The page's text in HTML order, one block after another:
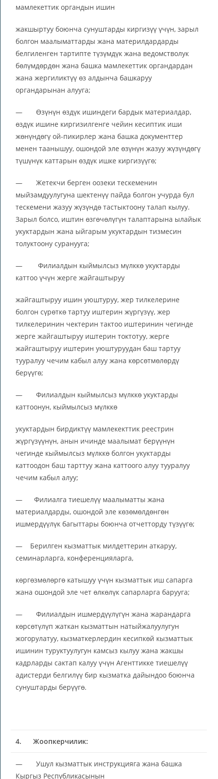
мамлекеттик органдын ишин
жакшыртуу боюнча сунуштарды киргизүү үчүн, зарыл
болгон маалыматтарды жана материлдардарды
белгиленген тартипте түзүмдүк жана ведомстволук
бөлүмдөрдөн жана башка мамлекеттик органдардан
жана жергиликтүү өз алдынча башкаруу
органдарынан алууга;
— Өзүнүн өздүк ишиндеги бардык материалдар,
өздүк ишине киргизилгенге чейин кесиптик иши
жөнүндөгү ой-пикирлер жана башка документтер
менен таанышуу, ошондой эле өзүнүн жазуу жүзүндөгү
түшүнүк каттарын өздүк ишке киргизүүгө;
— Жетекчи берген оозеки тескеменин
мыйзамдуулугуна шектенүү пайда болгон учурда бул
тескемени жазуу жүзүндө тастыктоону талап кылуу.
Зарыл болсо, иштин өзгөчөлүгүн талаптарына ылайык
укуктардын жана ыйгарым укуктардын тизмесин
толуктоону суранууга;
— Филиалдын кыймылсыз мүлккө укуктарды
каттоо үчүн жерге жайгаштыруу
жайгаштыруу ишин уюштуруу, жер тилкелерине
болгон сүрөткө тартуу иштерин жүргүзүү, жер
тилкелеринин чектерин тактоо иштеринин чегинде
жерге жайгаштыруу иштерин токтотуу, жерге
жайгаштыруу иштерин уюштуруудан баш тартуу
тууралуу чечим кабыл алуу жана көрсөтмөлөрдү
берүүгө;
— Филиалдын кыймылсыз мүлккө укуктарды
каттоонун, кыймылсыз мүлккө
укуктардын бирдиктүү мамлекекттик реестрин
жүргүзүүнүн, анын ичинде маалымат берүүнүн
чегинде кыймылсыз мүлккө болгон укуктарды
каттоодон баш тарттуу жана каттоого алуу тууралуу
чечим кабыл алуу;
— Филиалга тиешелүү маалыматты жана
материалдарды, ошондой эле көзөмөлдөнгөн
ишмердүүлүк багыттары боюнча отчетторду түзүүгө;
— Берилген кызматтык милдеттерин аткаруу,
семинарларга, конференцияларга,
көргөзмөлөргө катышуу үчүн кызматтык иш сапарга
жана ошондой эле чет өлкөлүк сапарларга барууга;
— Филиалдын ишмердүүлүгүн жана жарандарга
көрсөтүлүп жаткан кызматтын натыйжалуулугун
жогорулатуу, кызматкерлердин кесипкөй кызматтык
ишинин туруктуулугун камсыз кылуу жана жакшы
кадрларды сактап калуу үчүн Агенттикке тиешелүү
адистерди белгилүү бир кызматка дайындоо боюнча
сунуштарды берүүгө.
4.Жоопкерчилик:
— Ушул кызматтык инструкцияга жана башка
Кыргыз Республикасынын